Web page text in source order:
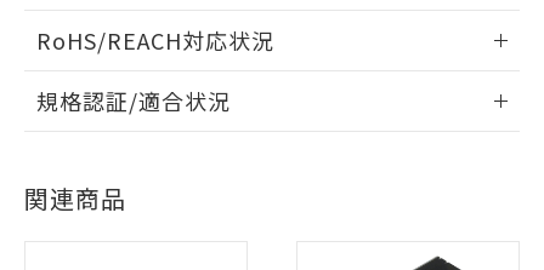
ログイン/会員登録いただくと、CADデータをダウンロー
ドすることができます。
RoHS/REACH対応状況
EU RoHS 注意事項・凡例
対応状況 ※1
規格認証/適合状況
Yes
関連商品